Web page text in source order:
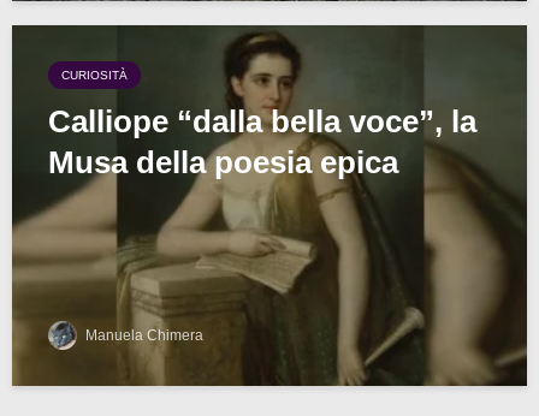
CURIOSITÀ
Calliope “dalla bella voce”, la
Musa della poesia epica
Manuela Chimera